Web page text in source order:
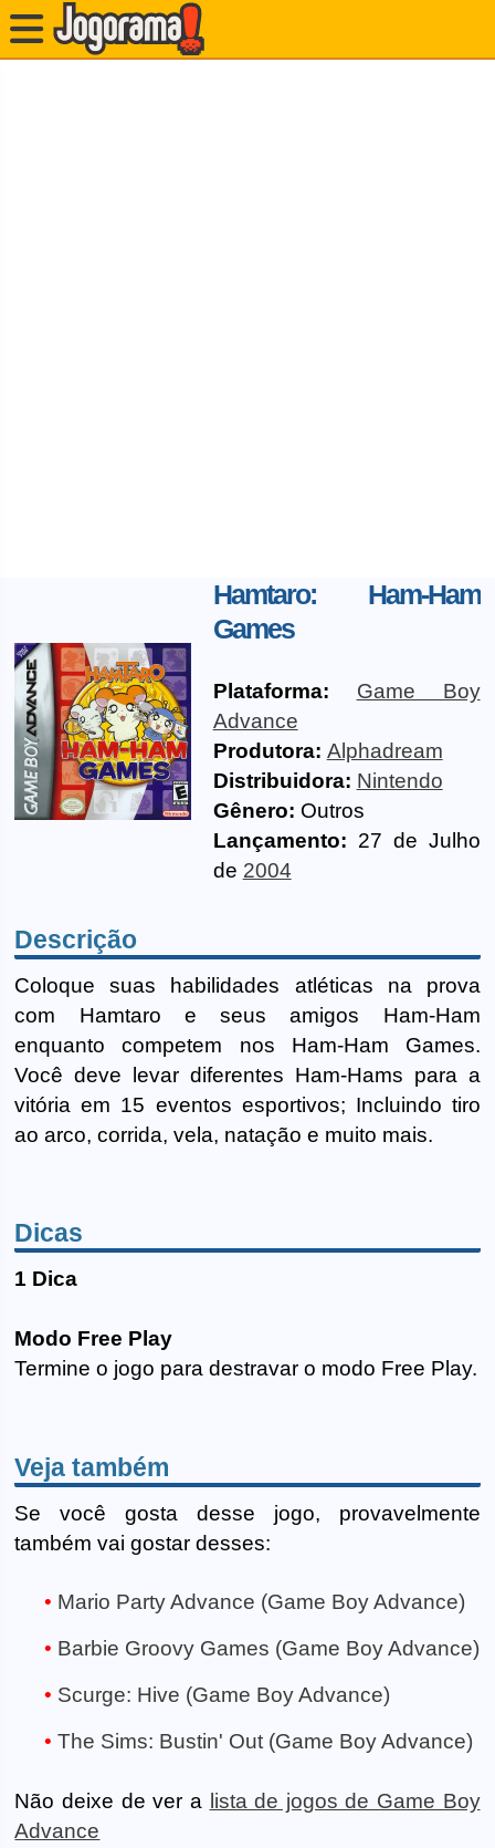
Hamtaro: Ham-Ham
Games
Plataforma:
Game Boy
Advance
Produtora: Alphadream
Distribuidora: Nintendo
Gênero: Outros
Lançamento: 27 de Julho
de 2004
Descrição
Coloque suas habilidades atléticas na prova
com Hamtaro e seus amigos Ham-Ham
enquanto competem nos Ham-Ham Games.
Você deve levar diferentes Ham-Hams para a
vitória em 15 eventos esportivos; Incluindo tiro
ao arco, corrida, vela, natação e muito mais.
Dicas
1 Dica
Modo Free Play
Termine o jogo para destravar o modo Free Play.
Veja também
Se você gosta desse jogo, provavelmente
também vai gostar desses:
Mario Party Advance (Game Boy Advance)
Barbie Groovy Games (Game Boy Advance)
Scurge: Hive (Game Boy Advance)
The Sims: Bustin' Out (Game Boy Advance)
Não deixe de ver a lista de jogos de Game Boy
Advance